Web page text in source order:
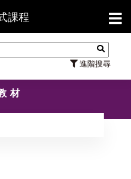
課程
進階搜尋
【
材